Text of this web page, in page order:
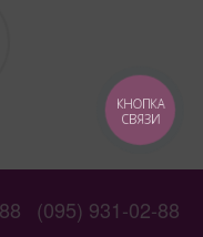
(095) 931-02-88
КНОПКА
СВЯЗИ